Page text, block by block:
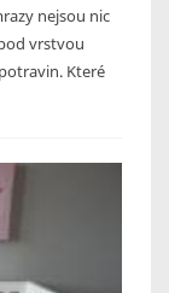
nejsou nic
vrstvou
Které